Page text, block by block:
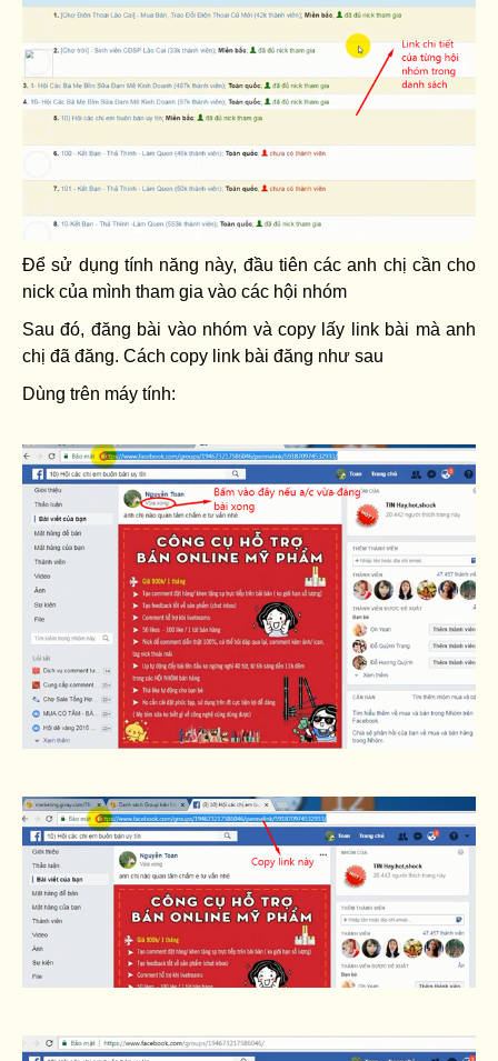
Để sử dụng tính năng này, đầu tiên các anh chị cần cho
nick của mình tham gia vào các hội nhóm
Sau đó, đăng bài vào nhóm và copy lấy link bài mà anh
chị đã đăng. Cách copy link bài đăng như sau
Dùng trên máy tính: